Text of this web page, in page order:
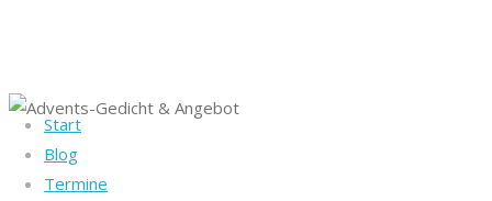
Start
Blog
Termine
Sonstiges